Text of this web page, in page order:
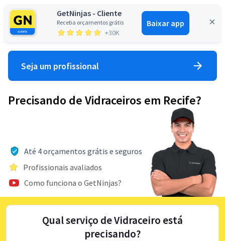
GetNinjas - Cliente
Receba orçamentos grátis
+30K
Baixar app
Entrar
Seja um profissional
Precisando de Vidraceiros em Recife?
Até 4 orçamentos grátis e seguros
Profissionais avaliados
Como funciona o GetNinjas?
Qual serviço de Vidraceiro está
precisando?